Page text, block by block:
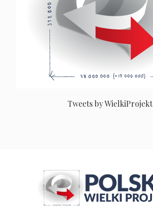
Tweets by WielkiProjekt